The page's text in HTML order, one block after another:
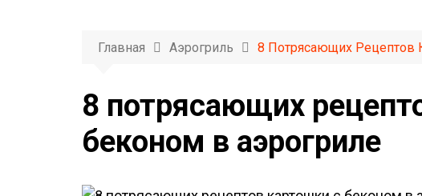
Главная Аэрогриль 8 Потрясающих Рецептов
8 потрясающих
беконом в аэрогриле